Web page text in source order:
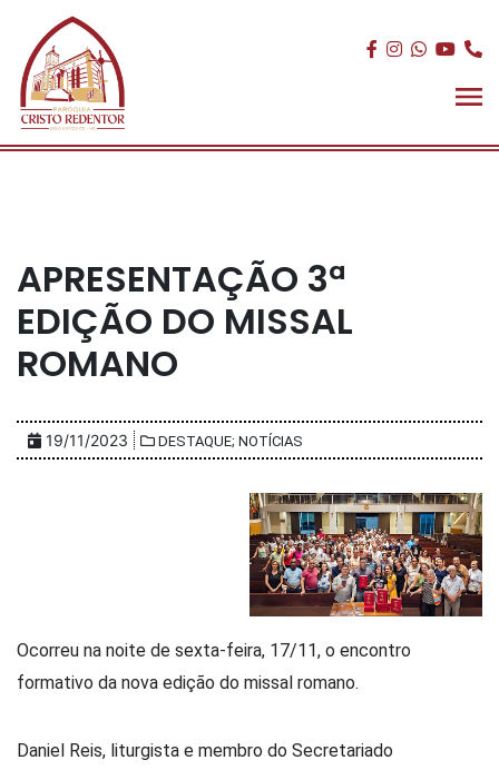
APRESENTAÇÃO 3ª
EDIÇÃO DO MISSAL
ROMANO
19/11/2023 DESTAQUE; NOTÍCIAS
Ocorreu na noite de sexta-feira, 17/11, o encontro
formativo da nova edição do missal romano.
Daniel Reis, liturgista e membro do Secretariado